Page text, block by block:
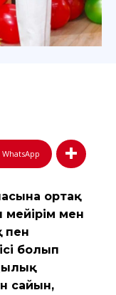
WhatsApp
ортақ
мейірім мен
пен
болып
сайын,